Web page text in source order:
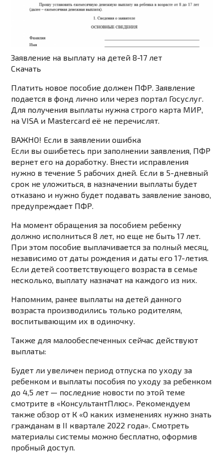
Заявление на выплату на детей 8-17 лет
Скачать
Платить новое пособие должен ПФР. Заявление
подается в фонд лично или через портал Госуслуг.
Для получения выплаты нужна строго карта МИР,
на VISA и Mastercard её не перечислят.
ВАЖНО! Если в заявлении ошибка
Если вы ошибетесь при заполнении заявления, ПФР
вернет его на доработку. Внести исправления
нужно в течение 5 рабочих дней. Если в 5-дневный
срок не уложиться, в назначении выплаты будет
отказано и нужно будет подавать заявление заново,
предупреждает ПФР.
На момент обращения за пособием ребенку
должно исполниться 8 лет, но еще не быть 17 лет.
При этом пособие выплачивается за полный месяц,
независимо от даты рождения и даты его 17-летия.
Если детей соответствующего возраста в семье
несколько, выплату назначат на каждого из них.
Напомним, ранее выплаты на детей данного
возраста производились только родителям,
воспитывающим их в одиночку.
Также для малообеспеченных сейчас действуют
выплаты:
Будет ли увеличен период отпуска по уходу за
ребенком и выплаты пособия по уходу за ребенком
до 4,5 лет — последние новости по этой теме
смотрите в «КонсультантПлюс». Рекомендуем
также обзор от К «О каких изменениях нужно знать
гражданам в II квартале 2022 года». Смотреть
материалы системы можно бесплатно, оформив
пробный доступ.